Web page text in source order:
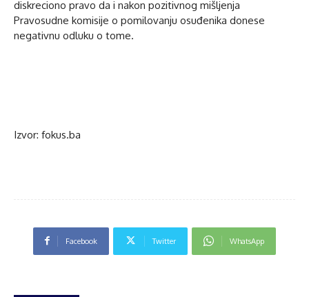
diskreciono pravo da i nakon pozitivnog mišljenja
Pravosudne komisije o pomilovanju osuđenika donese
negativnu odluku o tome.
Izvor: fokus.ba
Facebook Twitter WhatsApp